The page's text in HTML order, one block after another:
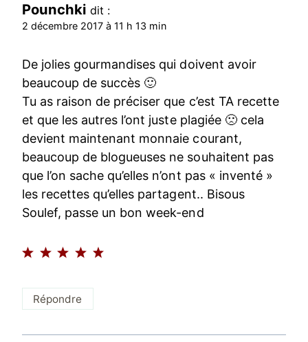
Pounchki dit :
2 décembre 2017 à 11 h 13 min
De jolies gourmandises qui doivent avoir
beaucoup de succès 🙂
Tu as raison de préciser que c’est TA recette
et que les autres l’ont juste plagiée 🙁 cela
devient maintenant monnaie courant,
beaucoup de blogueuses ne souhaitent pas
que l’on sache qu’elles n’ont pas « inventé »
les recettes qu’elles partagent.. Bisous
Soulef, passe un bon week-end
Répondre